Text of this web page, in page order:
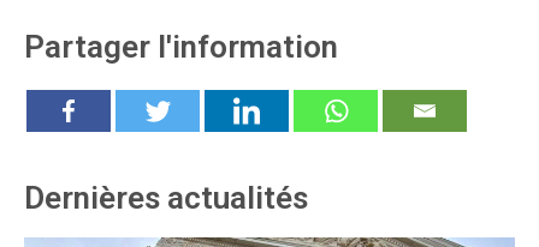
Partager l'information
Dernières actualités